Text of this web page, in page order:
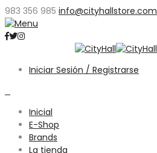
983 356 985 info@cityhallstore.com
Iniciar Sesión / Registrarse
Inicial
E-Shop
Brands
La tienda